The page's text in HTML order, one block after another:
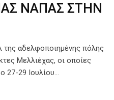
ΝΑΠΑΣ ΣΤΗΝ
της αδελφοποιημένης πόλης
Μελλιέχας, οι οποίες
27-29 Ιουλίου…